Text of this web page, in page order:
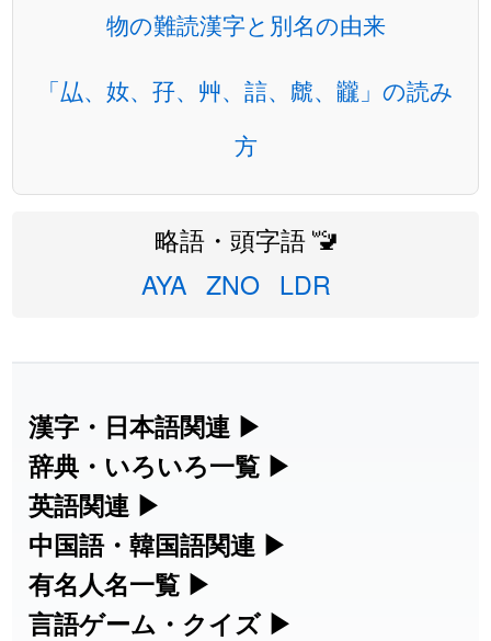
物の難読漢字と別名の由来
「厸、奻、孖、艸、誩、虤、龖」の読み
方
略語・頭字語 🚾
AYA ZNO LDR
漢字・日本語関連 ▶
漢字の読み方検索、手書き入力、書き順
練習など、日本語学習に役立つツールを
集めています。
人名漢字辞典 - 読み方検索
辞典・いろいろ一覧 ▶
部首・画数別の漢字一覧、熟語辞典、地
名・駅名検索など、各種リファレンスツ
ールです。
部首画数別漢字一覧
英語関連 ▶
カタカナ語・略語の意味検索、発音記
号、リスニング練習など英語学習ツール
です。
中国語・韓国語関連 ▶
中国語のピンイン変換、韓国語の手書き
入力など、アジア言語学習ツールです。
有名人名一覧 ▶
海外セレブやスポーツ選手の名前の読み
言語ゲーム・クイズ ▶